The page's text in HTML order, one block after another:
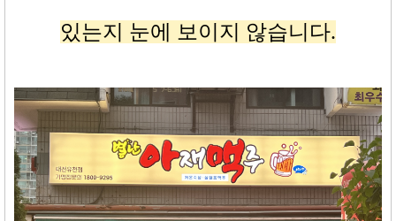
있는지 눈에 보이지 않습니다.